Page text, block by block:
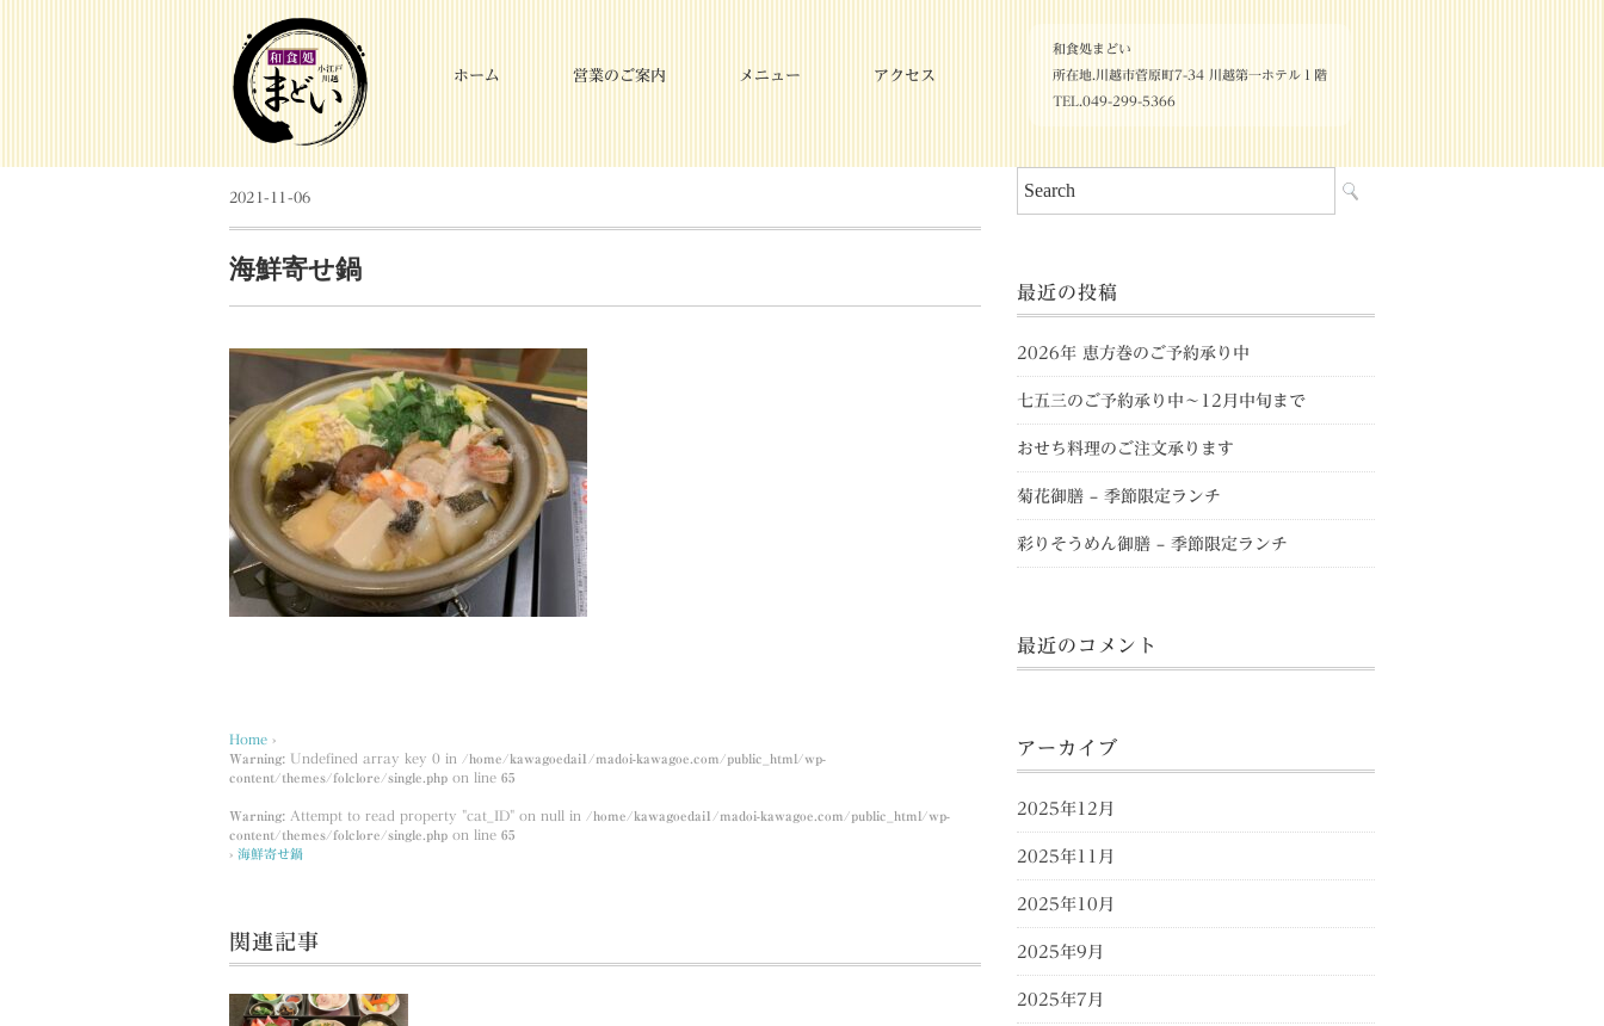
和食処まどい
所在地.川越市菅原町7-34 川越第一ホテル１階
TEL.049-299-5366
ホーム 営業のご案内 メニュー アクセス
2021-11-06
海鮮寄せ鍋
Home ›
Warning: Undefined array key 0 in /home/kawagoedai1/madoi-kawagoe.com/public_html/wp-
content/themes/folclore/single.php on line 65
Warning: Attempt to read property "cat_ID" on null in /home/kawagoedai1/madoi-kawagoe.com/public_html/wp-
content/themes/folclore/single.php on line 65
› 海鮮寄せ鍋
関連記事
最近の投稿
2026年 恵方巻のご予約承り中
七五三のご予約承り中～12月中旬まで
おせち料理のご注文承ります
菊花御膳 – 季節限定ランチ
彩りそうめん御膳 – 季節限定ランチ
最近のコメント
アーカイブ
2025年12月
2025年11月
2025年10月
2025年9月
2025年7月